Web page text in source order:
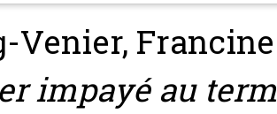
Venier, Francine
impayé au